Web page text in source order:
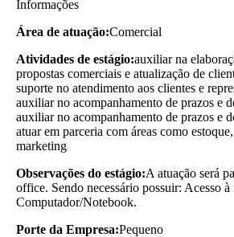
Informações
Área de atuação:Comercial
Atividades de estágio:auxiliar na
propostas comerciais e atualização de
suporte no atendimento aos clientes e
auxiliar no acompanhamento de prazos e
auxiliar no acompanhamento de prazos e
atuar em parceria com áreas como
marketing
Observações do estágio:A atuação será
office. Sendo necessário possuir: Acesso à
Computador/Notebook.
Porte da Empresa:Pequeno